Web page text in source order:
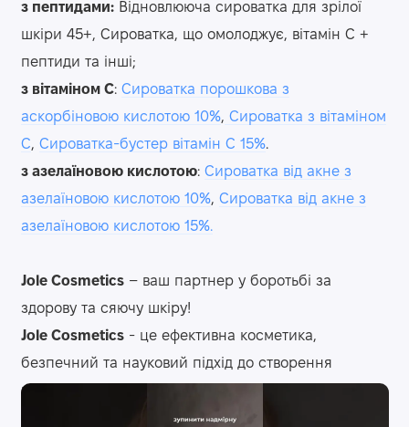
з пептидами:Відновлююча сироватка для зрілої
шкіри 45+, Сироватка, що омолоджує, вітамін С +
пептиди та інші;
з вітаміном С: Сироватка порошкова з
аскорбіновою кислотою 10%, Сироватка з вітаміном
С, Сироватка-бустер вітамін С 15%.
з азелаїновою кислотою: Сироватка від акне з
азелаїновою кислотою 10%, Сироватка від акне з
азелаїновою кислотою 15%.
Jole Cosmetics– ваш партнер у боротьбі за
здорову та сяючу шкіру!
Jole Cosmetics- це ефективна косметика,
безпечний та науковий підхід до створення
косметичних рецептур.